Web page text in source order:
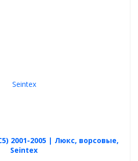
2001-2005 | Люкс, ворсовые,
Seintex